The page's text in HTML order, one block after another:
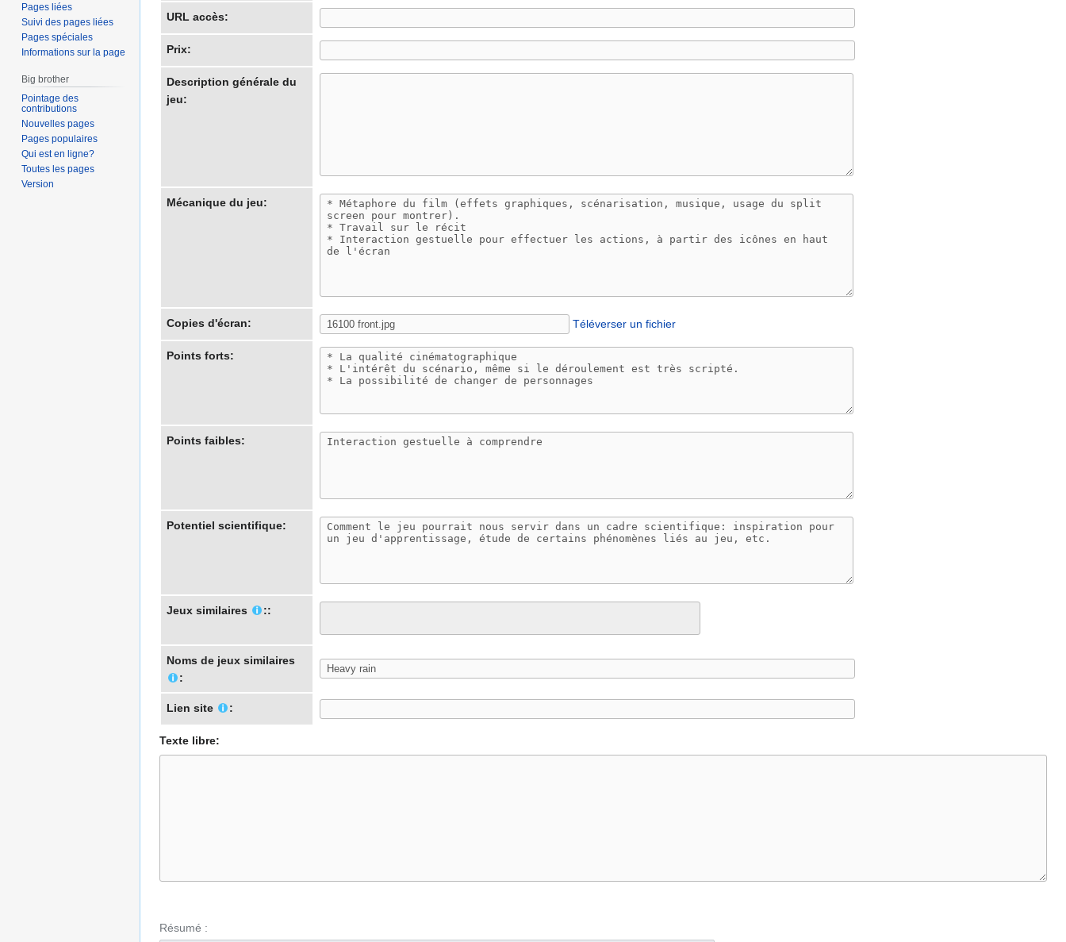
URL accès:
Prix:
Description générale du
jeu:
Mécanique du jeu:
Copies d'écran: Téléverser un fichier
Points forts:
Points faibles:
Potentiel scientifique:
Jeux similaires ::
Noms de jeux similaires
:
Lien site :
Texte libre:
Résumé :
Pages liées
Suivi des pages liées
Pages spéciales
Informations sur la page
Big brother
Pointage des
contributions
Nouvelles pages
Pages populaires
Qui est en ligne?
Toutes les pages
Version